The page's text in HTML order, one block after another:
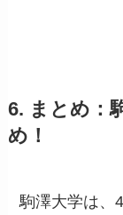
6. まとめ：
め！
駒澤大学は、